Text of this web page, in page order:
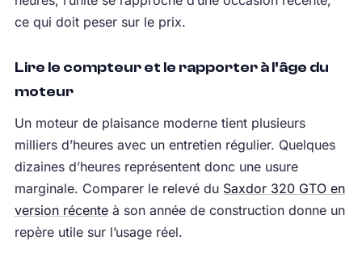
ce qui doit peser sur le prix.
Lire le compteur et le rapporter à l’âge du
moteur
Un moteur de plaisance moderne tient plusieurs
milliers d’heures avec un entretien régulier. Quelques
dizaines d’heures représentent donc une usure
marginale. Comparer le relevé du Saxdor 320 GTO en
version récenteà son année de construction donne un
repère utile sur l’usage réel.